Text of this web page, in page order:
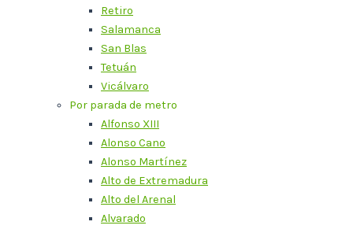
Retiro
Salamanca
San Blas
Tetuán
Vicálvaro
Por parada de metro
Alfonso XIII
Alonso Cano
Alonso Martínez
Alto de Extremadura
Alto del Arenal
Alvarado